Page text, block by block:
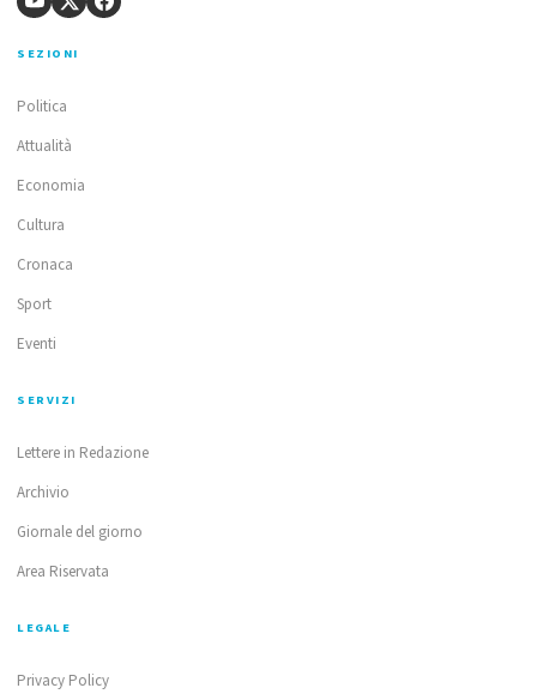
SEZIONI
Politica
Attualità
Economia
Cultura
Cronaca
Sport
Eventi
SERVIZI
Lettere in Redazione
Archivio
Giornale del giorno
Area Riservata
LEGALE
Privacy Policy